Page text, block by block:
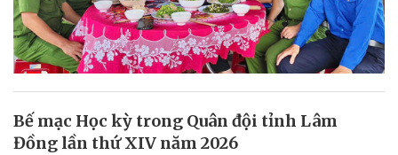
Bế mạc Học kỳ trong Quân đội tỉnh Lâm
Đồng lần thứ XIV năm 2026